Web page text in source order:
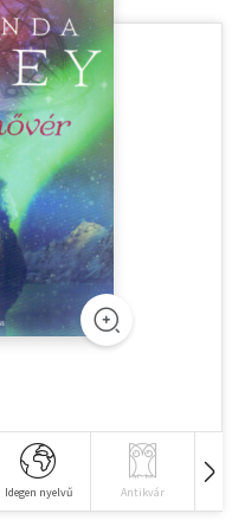
Idegen nyelvű Antikvár